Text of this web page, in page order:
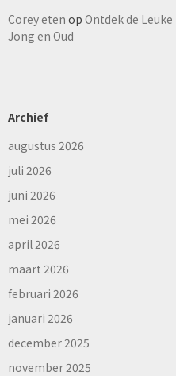
Corey eten op Ontdek de
Jong en Oud
Archief
augustus 2026
juli 2026
juni 2026
mei 2026
april 2026
maart 2026
februari 2026
januari 2026
december 2025
november 2025